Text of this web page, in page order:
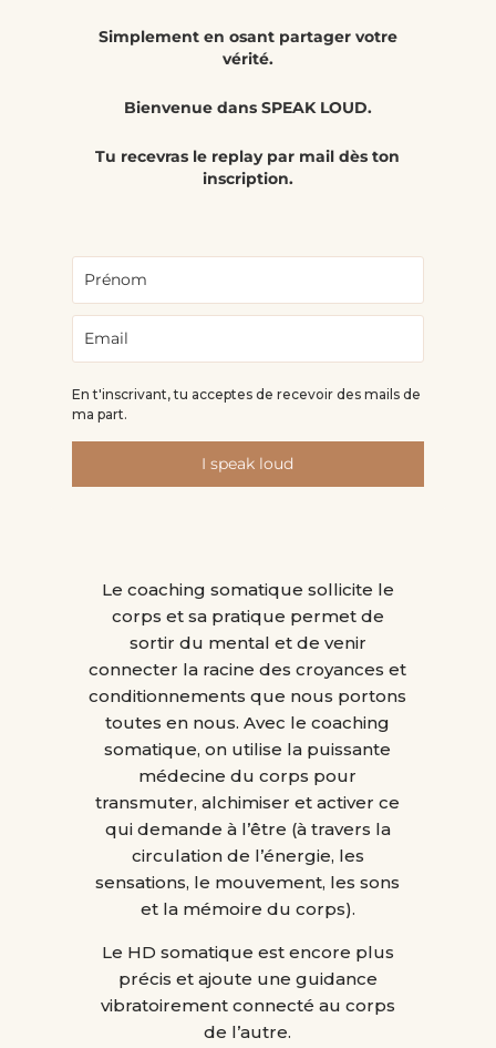
Simplement en osant partager votre
vérité.
Bienvenue dans SPEAK LOUD.
Tu recevras le replay par mail dès ton
inscription.
En t'inscrivant, tu acceptes de recevoir des mails de
ma part.
I speak loud
Le coaching somatique sollicite le
corps et sa pratique permet de
sortir du mental et de venir
connecter la racine des croyances et
conditionnements que nous portons
toutes en nous. Avec le coaching
somatique, on utilise la puissante
médecine du corps pour
transmuter, alchimiser et activer ce
qui demande à l’être (à travers la
circulation de l’énergie, les
sensations, le mouvement, les sons
et la mémoire du corps).
Le HD somatique est encore plus
précis et ajoute une guidance
vibratoirement connecté au corps
de l’autre.